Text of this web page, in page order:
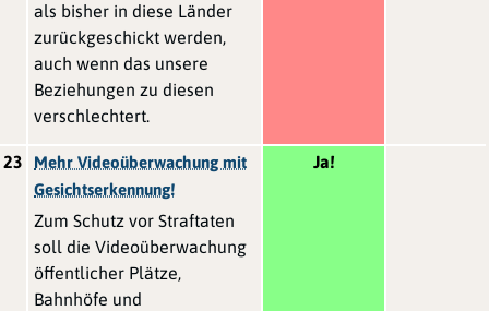
als bisher in diese Länder
zurückgeschickt werden,
auch wenn das unsere
Beziehungen zu diesen
verschlechtert.
23
Mehr Videoüberwachung mit
Gesichtserkennung!
Zum Schutz vor Straftaten
soll die Videoüberwachung
öffentlicher Plätze,
Bahnhöfe und
Ja!